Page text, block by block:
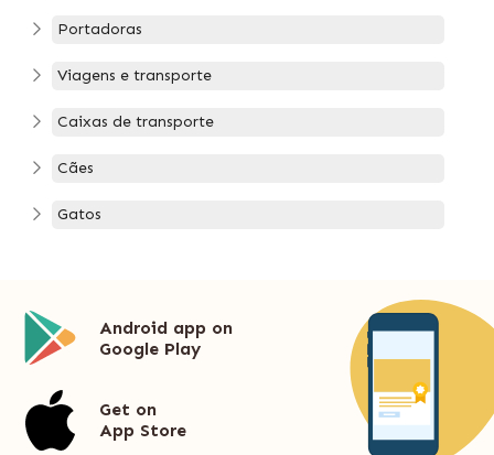
Portadoras
Viagens e transporte
Caixas de transporte
Cães
Gatos
Android app on
Google Play
Get on
App Store